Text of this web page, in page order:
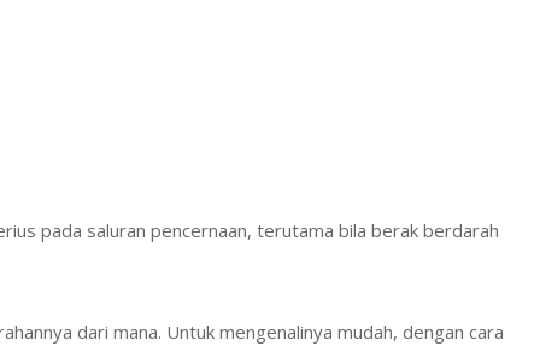
pada saluran pencernaan, terutama bila berak berdarah
dari mana. Untuk mengenalinya mudah, dengan cara